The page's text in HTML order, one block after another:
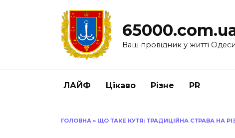
Ваш провідник у житті Одеси
ЛАЙФ Цікаво Різне PR
ГОЛОВНА » ЩО ТАКЕ КУТЯ: ТРАДИЦІЙНА СТРАВА НА